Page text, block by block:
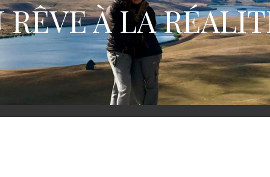
RÊVE À LA